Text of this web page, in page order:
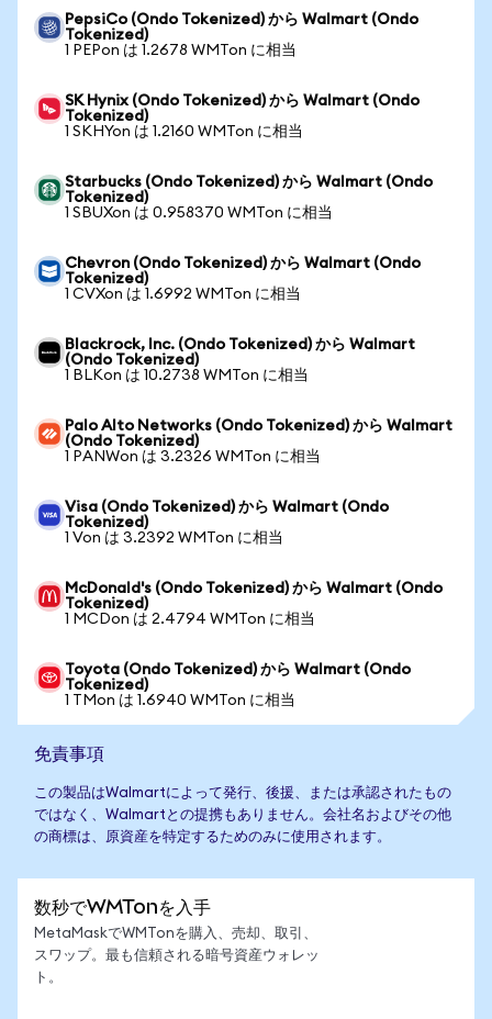
PepsiCo (Ondo Tokenized) から Walmart (Ondo
Tokenized)
1 PEPon は 1.2678 WMTon に相当
SK Hynix (Ondo Tokenized) から Walmart (Ondo
Tokenized)
1 SKHYon は 1.2160 WMTon に相当
Starbucks (Ondo Tokenized) から Walmart (Ondo
Tokenized)
1 SBUXon は 0.958370 WMTon に相当
Chevron (Ondo Tokenized) から Walmart (Ondo
Tokenized)
1 CVXon は 1.6992 WMTon に相当
Blackrock, Inc. (Ondo Tokenized) から Walmart
(Ondo Tokenized)
1 BLKon は 10.2738 WMTon に相当
Palo Alto Networks (Ondo Tokenized) から Walmart
(Ondo Tokenized)
1 PANWon は 3.2326 WMTon に相当
Visa (Ondo Tokenized) から Walmart (Ondo
Tokenized)
1 Von は 3.2392 WMTon に相当
McDonald's (Ondo Tokenized) から Walmart (Ondo
Tokenized)
1 MCDon は 2.4794 WMTon に相当
Toyota (Ondo Tokenized) から Walmart (Ondo
Tokenized)
1 TMon は 1.6940 WMTon に相当
免責事項
この製品はWalmartによって発行、後援、または承認されたもの
ではなく、Walmartとの提携もありません。会社名およびその他
の商標は、原資産を特定するためのみに使用されます。
数秒でWMTonを入手
MetaMaskでWMTonを購入、売却、取引、
スワップ。最も信頼される暗号資産ウォレッ
ト。